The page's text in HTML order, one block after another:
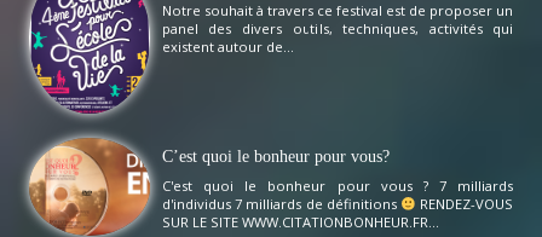
Notre souhait à travers ce festival est de proposer un
panel des divers outils, techniques, activités qui
existent autour de...
C’est quoi le bonheur pour vous?
C'est quoi le bonheur pour vous ? 7 milliards
d'individus 7 milliards de définitions
RENDEZ-VOUS
SUR LE SITE WWW.CITATIONBONHEUR.FR...